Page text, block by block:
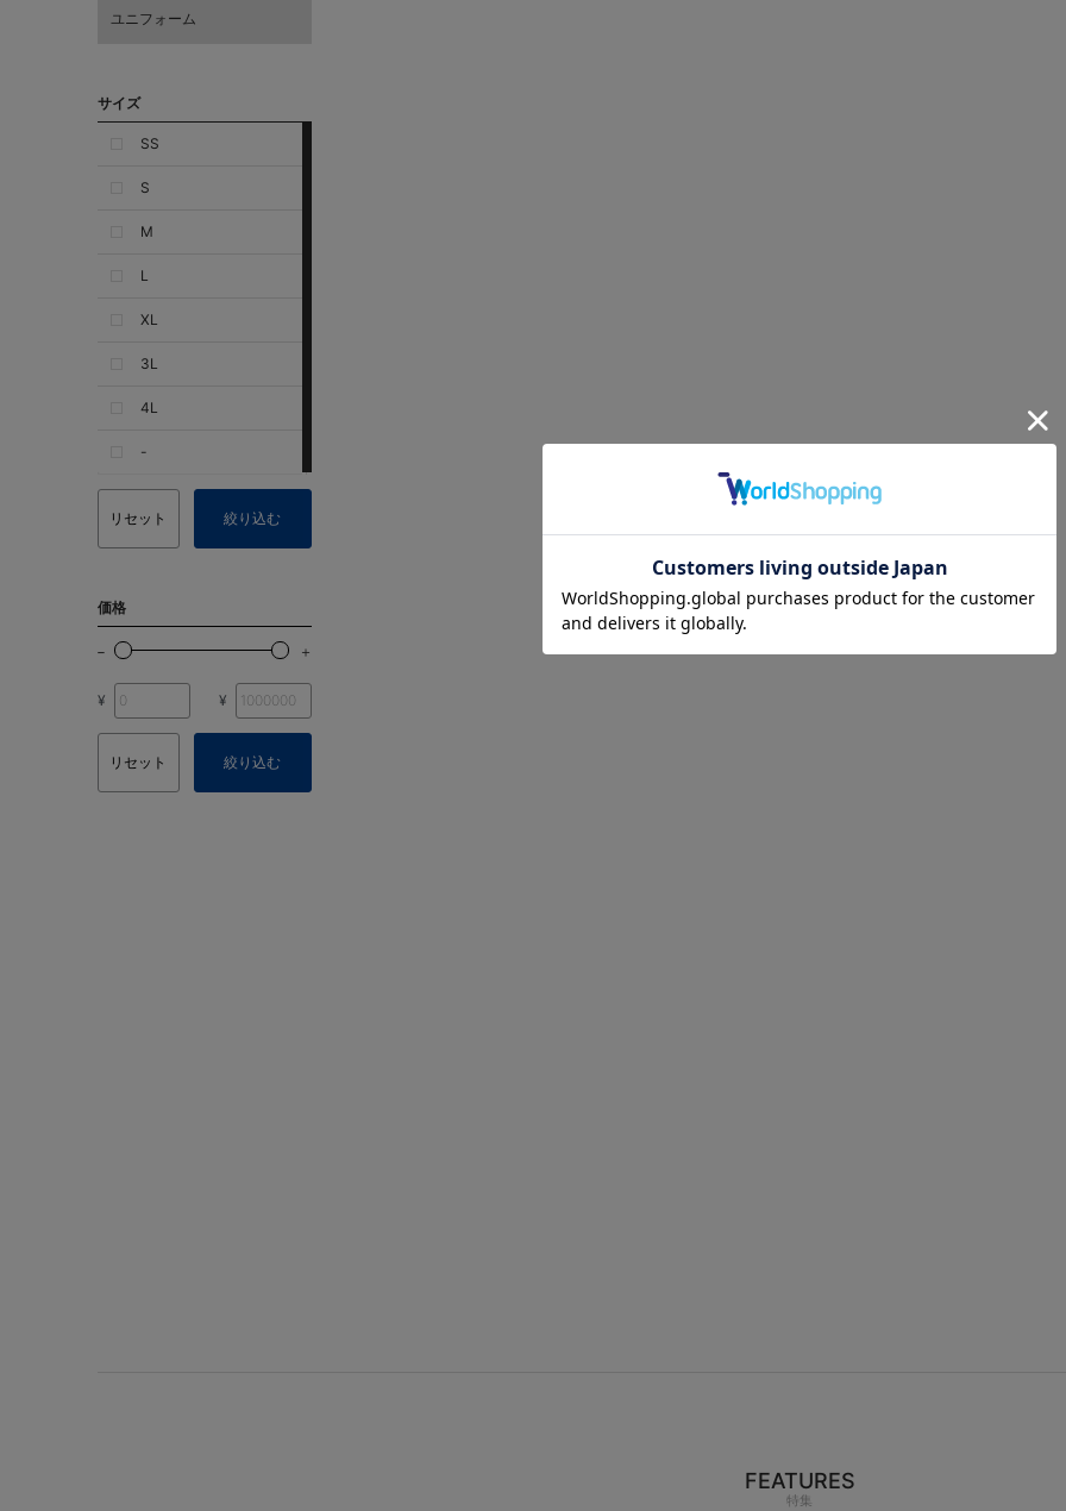
ユニフォーム
サイズ
SS
S
M
L
XL
3L
4L
-
リセット 絞り込む
価格
¥ ¥
リセット 絞り込む
FEATURES
特集